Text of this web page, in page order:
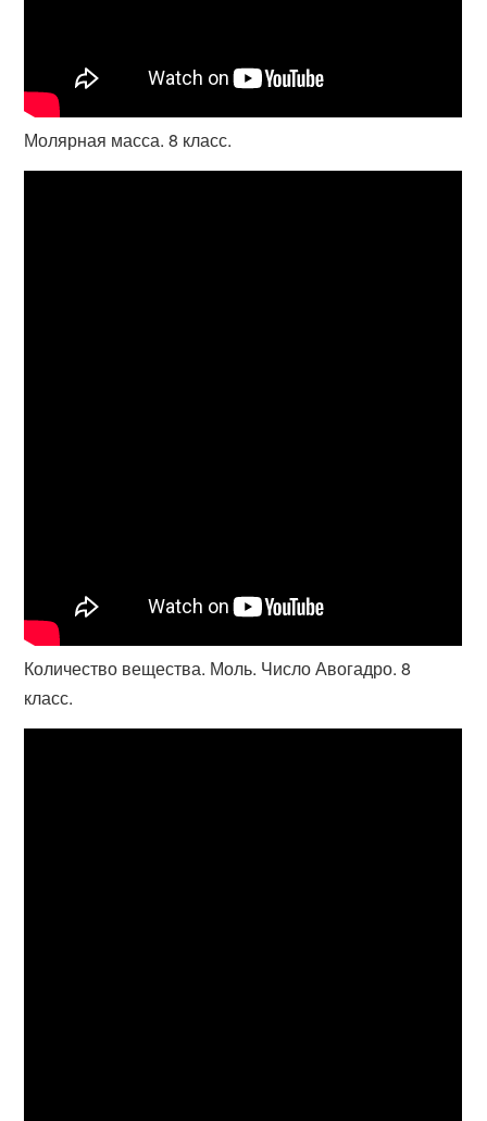
Молярная масса. 8 класс.
Количество вещества. Моль. Число Авогадро. 8
класс.